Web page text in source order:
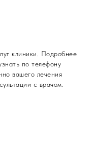
клиники. Подробнее
по телефону
вашего лечения
с врачом.